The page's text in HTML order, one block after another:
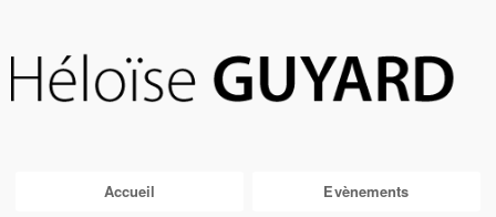
Accueil Evènements